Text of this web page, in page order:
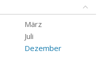
März
Juli
Dezember